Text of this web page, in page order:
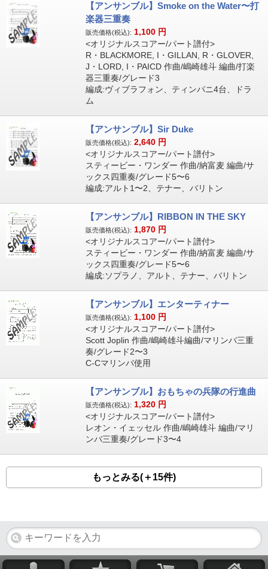
【アンサンブル】Smoke on the Water〜打
楽器三重奏
販売価格(税込): 1,100 円
<オリジナルスコアー/パート譜付>
R・BLACKMORE, I・GILLAN, R・GLOVER,
J・LORD, I・PAICD 作曲/嶋崎雄斗 編曲/打楽
器三重奏/グレード3
編成:ヴィブラフォン、ティンパニ4台、ドラ
ム
【アンサンブル】Sir Duke
販売価格(税込): 2,640 円
<オリジナルスコアー/パート譜付>
スティービー・ワンダー 作曲/納富麦 編曲/サ
ックス四重奏/グレード5〜6
編成:アルト1〜2、テナー、バリトン
【アンサンブル】RIBBON IN THE SKY
販売価格(税込): 1,870 円
<オリジナルスコアー/パート譜付>
スティービー・ワンダー 作曲/納富麦 編曲/サ
ックス四重奏/グレード5〜6
編成:ソプラノ、アルト、テナー、バリトン
【アンサンブル】エンターティナー
販売価格(税込): 1,100 円
<オリジナルスコアー/パート譜付>
Scott Joplin 作曲/嶋崎雄斗編曲/マリンバ三重
奏/グレード2〜3
C-Cマリンバ使用
【アンサンブル】おもちゃの兵隊の行進曲
販売価格(税込): 1,320 円
<オリジナルスコアー/パート譜付>
レオン・イェッセル 作曲/嶋崎雄斗 編曲/マリ
ンバ三重奏/グレード3〜4
もっとみる(＋15件)